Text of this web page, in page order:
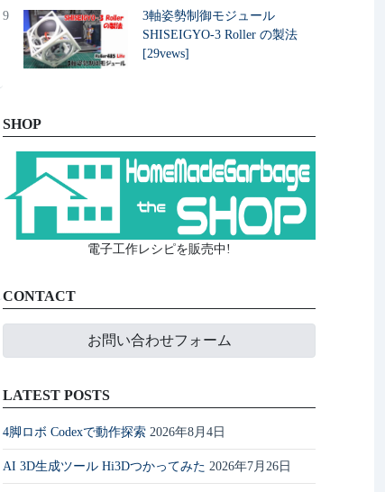
9
3軸姿勢制御モジュール
SHISEIGYO-3 Roller の製法
[29vews]
SHOP
電子工作レシピを販売中!
CONTACT
お問い合わせフォーム
LATEST POSTS
4脚ロボ Codexで動作探索 2026年8月4日
AI 3D生成ツール Hi3Dつかってみた 2026年7月26日